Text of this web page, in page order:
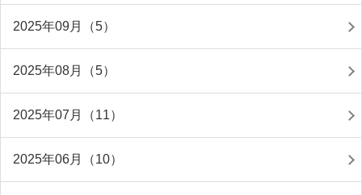
2025年09月（5）
2025年08月（5）
2025年07月（11）
2025年06月（10）